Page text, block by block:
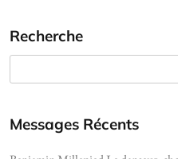
Recherche
Messages Récents